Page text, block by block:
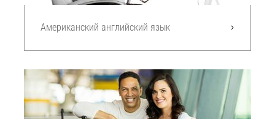
Американский английский язык